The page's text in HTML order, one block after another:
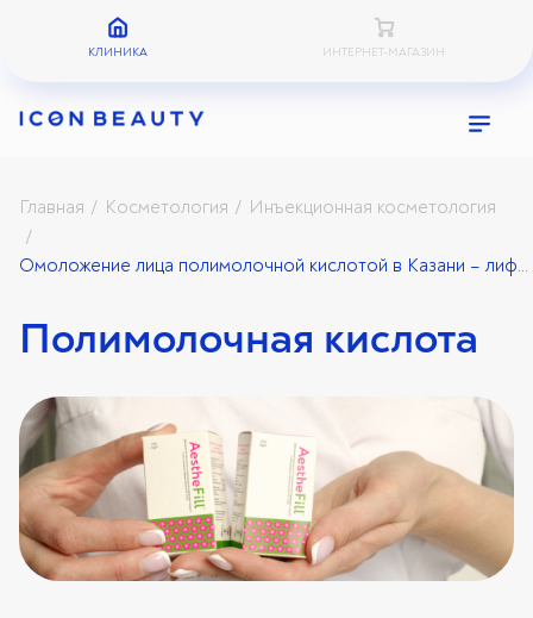
КЛИНИКА ИНТЕРНЕТ-МАГАЗИН
Главная / Косметология / Инъекционная косметология
/
Омоложение лица полимолочной кислотой в Казани – лифтинг без инъекций
Полимолочная кислота